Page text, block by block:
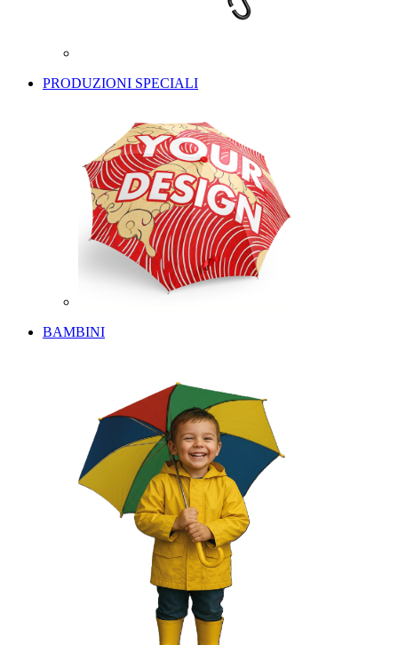
PRODUZIONI SPECIALI
BAMBINI